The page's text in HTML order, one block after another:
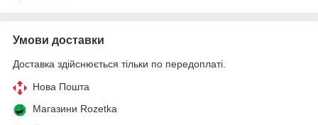
Умови доставки
Доставка здійснюється тільки по передоплаті.
Нова Пошта
Магазини Rozetka